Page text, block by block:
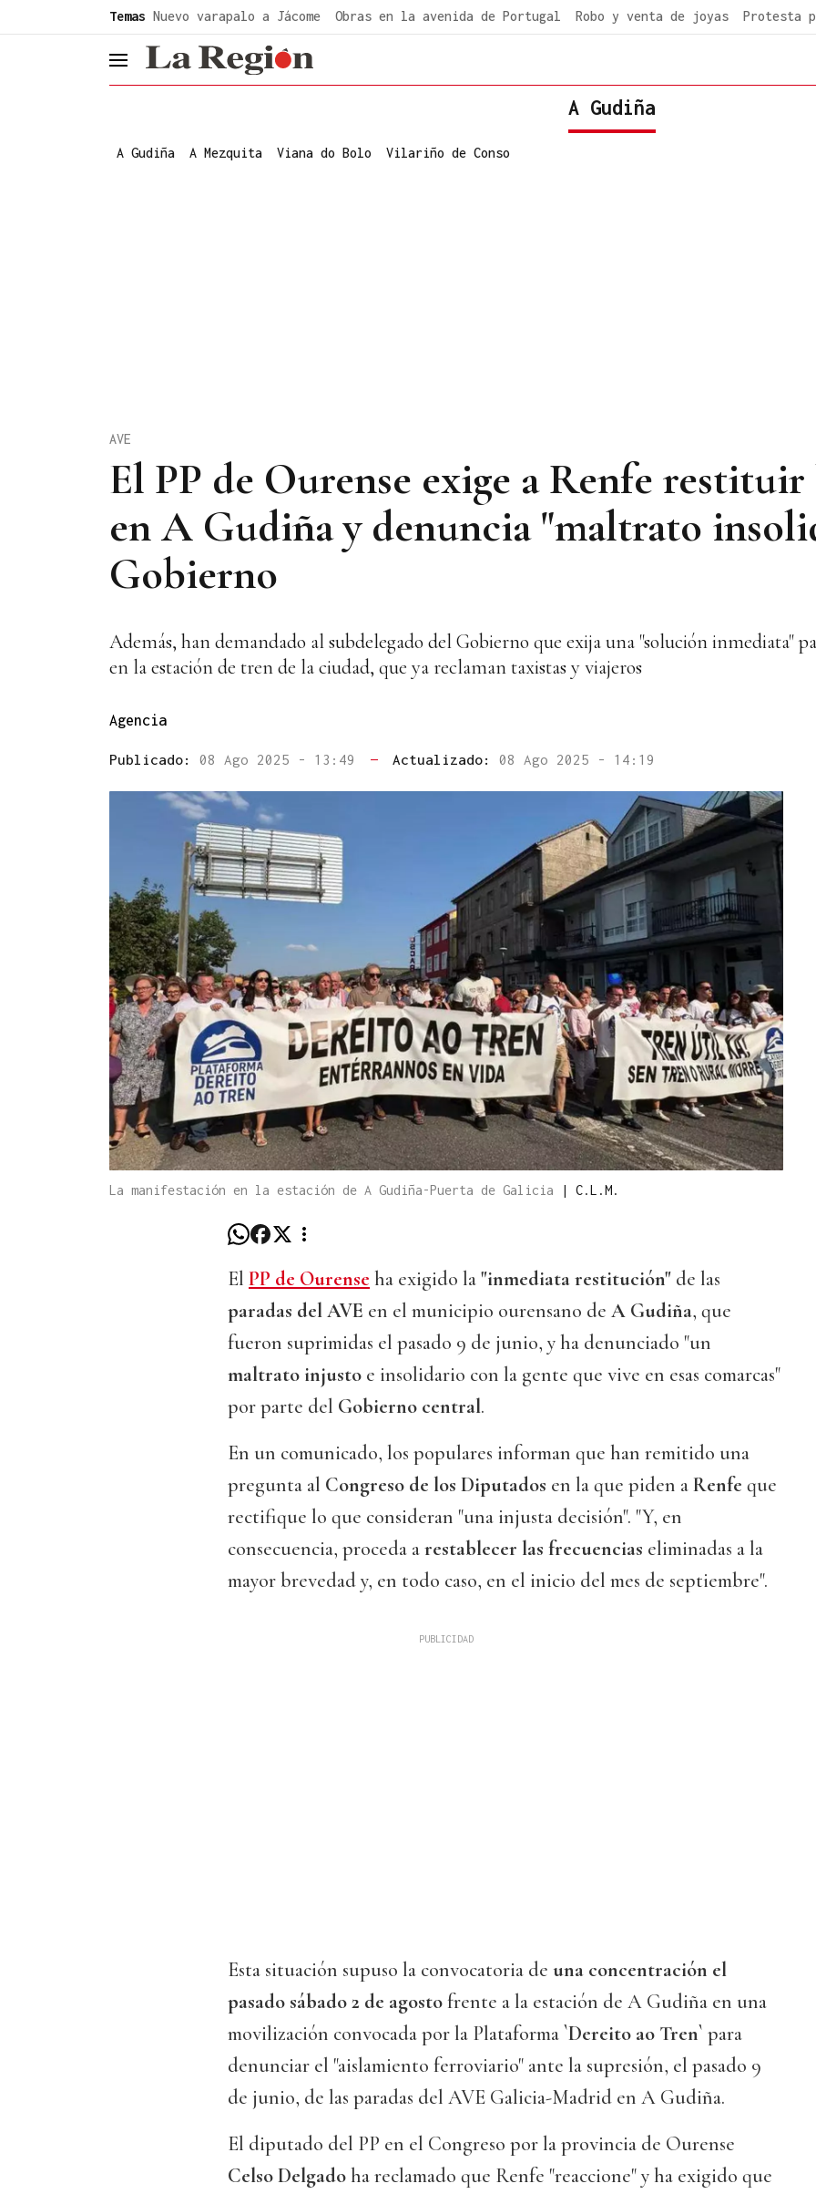
Temas Nuevo varapalo a Jácome Obras en la avenida de Portugal Robo y venta de joyas Protesta
header.menu.open
A Gudiña
A Gudiña A Mezquita Viana do Bolo Vilariño de Conso
El PP de Ourense exige a Renfe restituir
en A Gudiña y denuncia "maltrato
Gobierno
AVE
Además, han demandado al subdelegado del Gobierno que exija una "solución inmediata"
en la estación de tren de la ciudad, que ya reclaman taxistas y viajeros
Agencia
Publicado: 08 Ago 2025 - 13:49 — Actualizado: 08 Ago 2025 - 14:19
La manifestación en la estación de A Gudiña-Puerta de Galicia | C.L.M.
El PP de Ourense ha exigido la"inmediata restitución" de las
paradas del AVE en el municipio ourensano de A Gudiña, que
fueron suprimidas el pasado 9 de junio, y ha denunciado "un
maltrato injusto e insolidario con la gente que vive en esas comarcas"
por parte del Gobierno central.
En un comunicado, los populares informan que han remitido una
pregunta al Congreso de los Diputados en la que piden aRenfe que
rectifique lo que consideran "una injusta decisión". "Y, en
consecuencia, proceda arestablecer las frecuencias eliminadas a la
mayor brevedad y, en todo caso, en el inicio del mes de septiembre".
Esta situación supuso la convocatoria de una concentración el
pasado sábado 2 de agostofrente a la estación de A Gudiña en una
movilización convocada por la Plataforma `Dereito ao Tren` para
denunciar el "aislamiento ferroviario" ante la supresión, el pasado 9
de junio, de las paradas del AVE Galicia-Madrid en A Gudiña.
El diputado del PP en el Congreso por la provincia de Ourense
Celso Delgadoha reclamado que Renfe "reaccione" y ha exigido que